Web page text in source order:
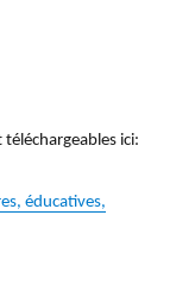
ici:
éducatives,